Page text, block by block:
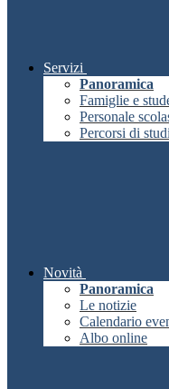
Servizi
Panoramica
Famiglie e
Personale
Percorsi di
Novità
Panoramica
Le notizie
Calendario
Albo online